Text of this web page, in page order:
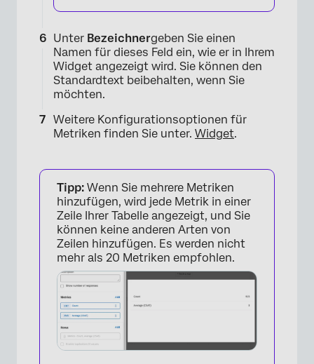
×
Unter Bezeichnergeben Sie einen
Namen für dieses Feld ein, wie er in Ihrem
Widget angezeigt wird. Sie können den
Standardtext beibehalten, wenn Sie
möchten.
Weitere Konfigurationsoptionen für
Metriken finden Sie unter. Widget.
Tipp: Wenn Sie mehrere Metriken
hinzufügen, wird jede Metrik in einer
Zeile Ihrer Tabelle angezeigt, und Sie
können keine anderen Arten von
Zeilen hinzufügen. Es werden nicht
mehr als 20 Metriken empfohlen.